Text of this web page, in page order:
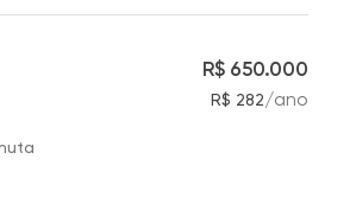
R$ 650.000
R$ 282/ano